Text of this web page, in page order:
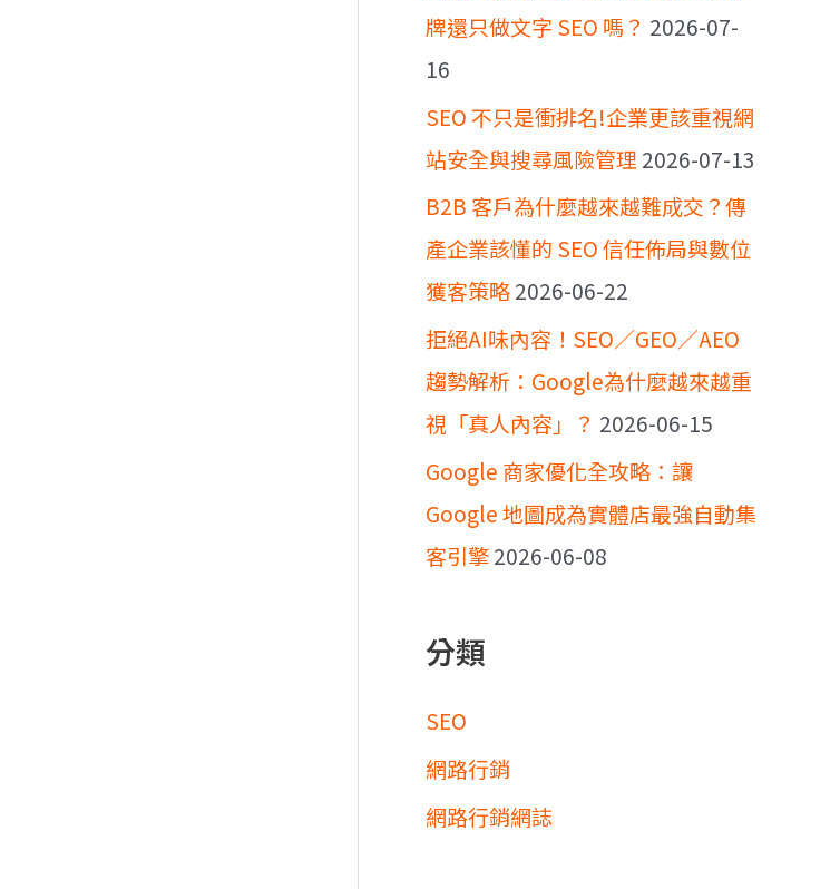
牌還只做文字 SEO 嗎？ 2026-07-
16
SEO 不只是衝排名!企業更該重視網
站安全與搜尋風險管理 2026-07-13
B2B 客戶為什麼越來越難成交？傳
產企業該懂的 SEO 信任佈局與數位
獲客策略2026-06-22
拒絕AI味內容！SEO／GEO／AEO
趨勢解析：Google為什麼越來越重
視「真人內容」？ 2026-06-15
Google 商家優化全攻略：讓
Google 地圖成為實體店最強自動集
客引擎2026-06-08
分類
SEO
網路行銷
網路行銷網誌